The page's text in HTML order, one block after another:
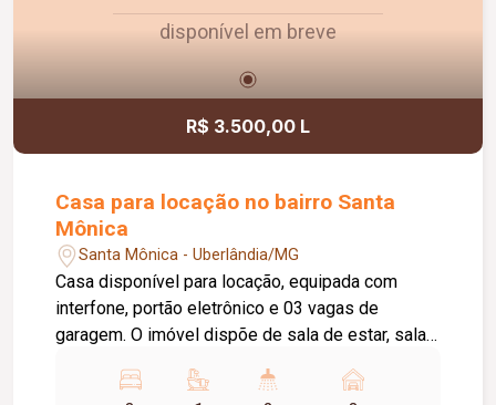
disponível em breve
R$ 3.500,00 L
Casa para locação no bairro Santa
Mônica
Santa Mônica - Uberlândia/MG
Casa disponível para locação, equipada com
interfone, portão eletrônico e 03 vagas de
garagem. O imóvel dispõe de sala de estar, sala
armários embutidos e 01 suíte com box em